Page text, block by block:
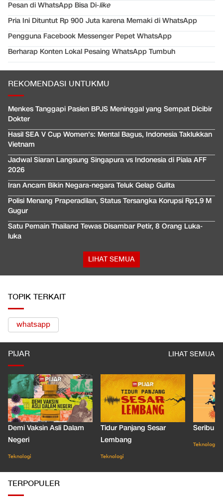
Pesan di WhatsApp Bisa Di-like
Pria Ini Dituntut Rp 900 Juta karena Memaki di WhatsApp
Pengguna Facebook Messenger Pepet WhatsApp
Berharap Konten Lokal Pesaing WhatsApp Tumbuh
REKOMENDASI UNTUKMU
Menkes Tanggapi Pasien BPJS Meninggal yang Sempat Dicibir
Dokter
Hasil SEA V Cup Women's: Mental Bagus, Indonesia Taklukkan
Vietnam
Jadwal Siaran Langsung Singapura vs Indonesia di Piala AFF
2026
Iran Ancam Bikin Negara-negara Teluk Gelap Gulita
Polisi Menang Praperadilan, Status Tersangka Korupsi Rp1,9 M
Gugur
Satu Pemain Thailand Tewas Disambar Petir, 8 Orang Luka-
luka
LIHAT SEMUA
TOPIK TERKAIT
whatsapp
PIJAR LIHAT SEMUA
Demi Vaksin Asli Dalam
Negeri
Teknologi
Tidur Panjang Sesar
Lembang
Teknologi
Seribu
Teknologi
TERPOPULER